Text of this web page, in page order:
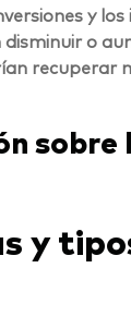
y
disminuir o
recuperar
sobre
y